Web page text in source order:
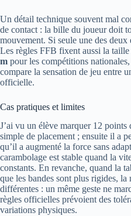
Un détail technique souvent mal
de contact : la bille du joueur doit
mouvement. Si seule une des
Les règles FFB fixent aussi la taille
m pour les compétitions
compare la sensation de jeu entre
officielle.
Cas pratiques et limites
J’ai vu un élève marquer 12 points
simple de placement ; ensuite il a
qu’il a augmenté la force sans
carambolage est stable quand la
constants. En revanche, quand la
que les bandes sont plus rigides,
différentes : un même geste ne
règles officielles prévoient des
variations physiques.